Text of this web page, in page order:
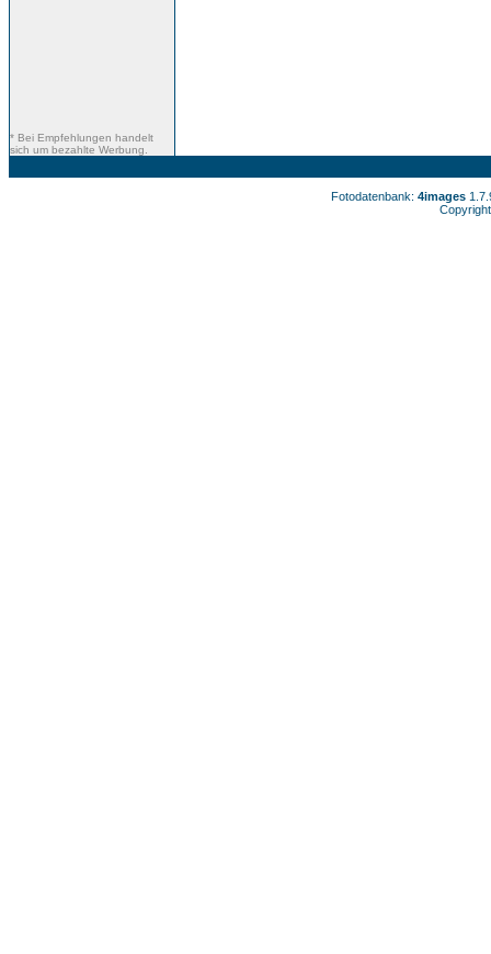
* Bei Empfehlungen handelt
sich um bezahlte Werbung.
Fotodatenbank: 4images